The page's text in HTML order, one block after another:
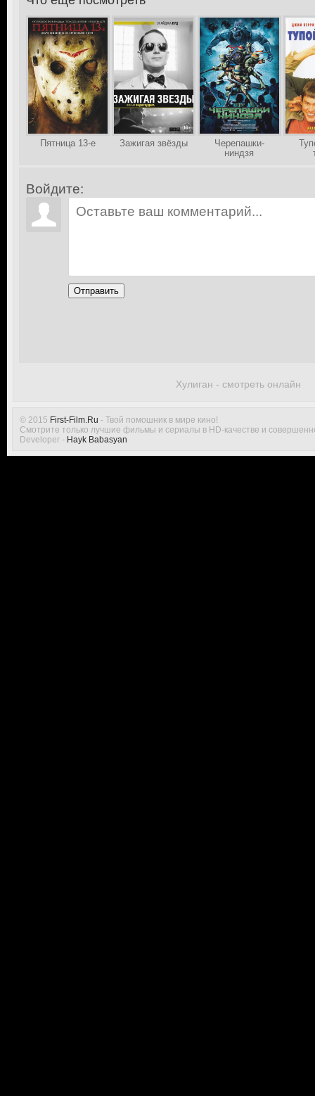
Хулиган - смотреть онлайн
Пятница 13-е Зажигая звёзды
Черепашки-
ниндзя
Войдите:
Отправить
© 2015 First-Film.Ru - Твой помошник в мире кино!
Смотрите только лучшие фильмы и сериалы в HD-качестве и
Developer - Hayk Babasyan